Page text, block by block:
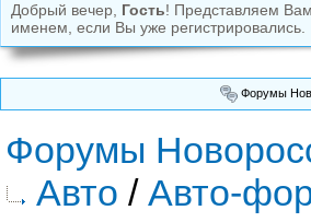
Добрый вечер, Гость! Представляем
именем, если Вы уже регистрировались.
Форумы
Форумы
Авто / Авто-